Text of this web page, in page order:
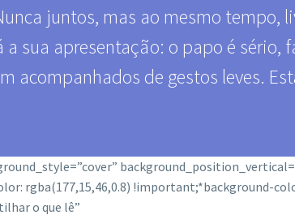
juntos, mas ao mesmo tempo,
sua apresentação: o papo é sério,
de gestos leves.
rgba(177,15,46,0.8) !important;*background-
o que lê”